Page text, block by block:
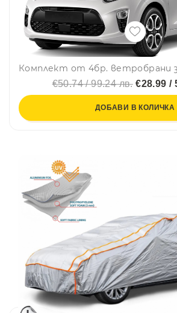
€50.74 / 99.24 лв.€28.99 /
ДОБАВИ В КОЛИЧКА